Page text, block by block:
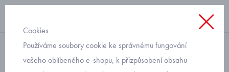
chlapecké
Cookies
Používáme soubory cookie ke správnému fungování
vašeho oblíbeného e-shopu, k přizpůsobení obsahu